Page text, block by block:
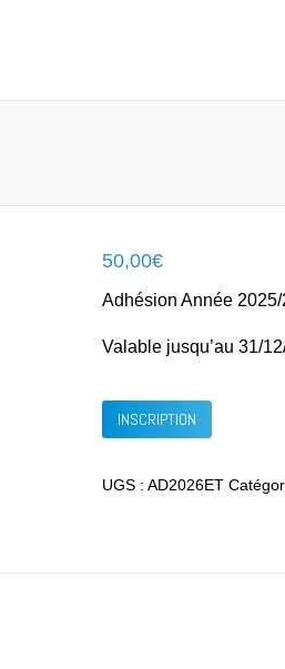
50,00€
Adhésion Année
Valable jusqu’au 31/
quantité
Adhésion
INSCRIPTION
UGS : AD2026ET